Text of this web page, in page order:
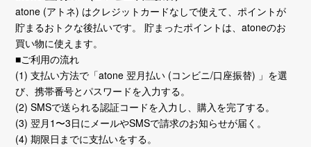
atone (アトネ) はクレジットカードなしで使えて、ポイントが
貯まるおトクな後払いです。 貯まったポイントは、atoneのお
買い物に使えます。
■ご利用の流れ
(1) 支払い方法で「atone 翌月払い (コンビニ/口座振替) 」を選
び、携帯番号とパスワードを入力する。
(2) SMSで送られる認証コードを入力し、購入を完了する。
(3) 翌月1〜3日にメールやSMSで請求のお知らせが届く。
(4) 期限日までに支払いをする。